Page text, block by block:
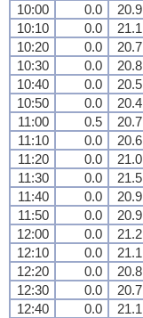
10:00
0.0 20.9
10:10
0.0 21.1
10:20
0.0 20.7
10:30
0.0 20.8
10:40
0.0 20.5
10:50
0.0 20.4
11:00
0.5 20.7
11:10
0.0 20.6
11:20
0.0 21.0
11:30
0.0 21.5
11:40
0.0 20.9
11:50
0.0 20.9
12:00
0.0 21.2
12:10
0.0 21.1
12:20
0.0 20.8
12:30
0.0 20.7
12:40
0.0 21.1